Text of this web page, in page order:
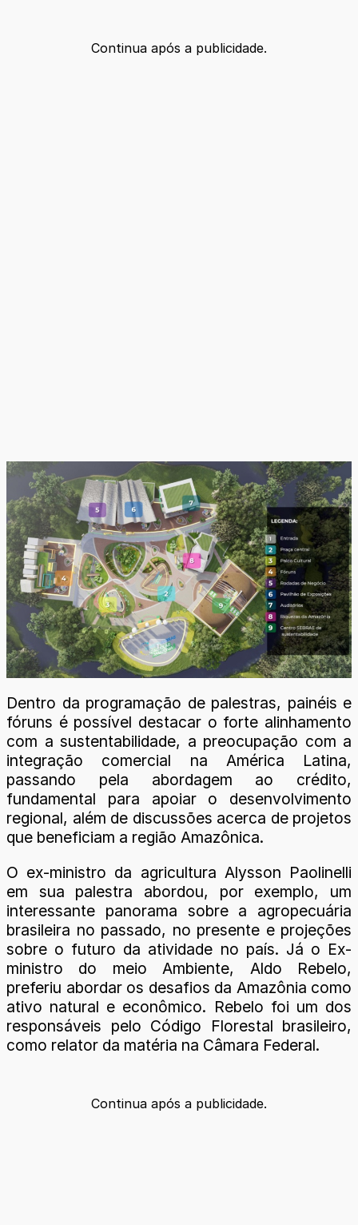
Continua após a publicidade.
Dentro da programação de palestras, painéis e
fóruns é possível destacar o forte alinhamento
com a sustentabilidade, a preocupação com a
integração comercial na América Latina,
passando pela abordagem ao crédito,
fundamental para apoiar o desenvolvimento
regional, além de discussões acerca de projetos
que beneficiam a região Amazônica.
O ex-ministro da agricultura Alysson Paolinelli
em sua palestra abordou, por exemplo, um
interessante panorama sobre a agropecuária
brasileira no passado, no presente e projeções
sobre o futuro da atividade no país. Já o Ex-
ministro do meio Ambiente, Aldo Rebelo,
preferiu abordar os desafios da Amazônia como
ativo natural e econômico. Rebelo foi um dos
responsáveis pelo Código Florestal brasileiro,
como relator da matéria na Câmara Federal.
Continua após a publicidade.